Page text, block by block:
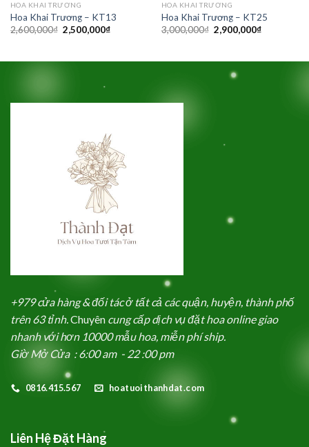
HOA KHAI TRƯƠNG
Hoa Khai Trương – KT13
2,600,000₫ Giá
gốc
2,500,000₫Giá
2,500,000₫.
HOA KHAI TRƯƠNG
Hoa Khai Trương – KT25
3,000,000₫ Giá
gốc
2,900,000₫Giá
+979 cửa hàng & đối tác ở tất cả các quận, huyện, thành phố
trên 63 tỉnh.Chuyên cung cấp dịch vụ đặt hoa online giao
nhanh với hơn 10000 mẫu hoa, miễn phí ship.
Giờ Mở Cửa : 6:00 am - 22 :00 pm
0816.415.567 hoatuoithanhdat.com
Liên Hệ Đặt Hàng